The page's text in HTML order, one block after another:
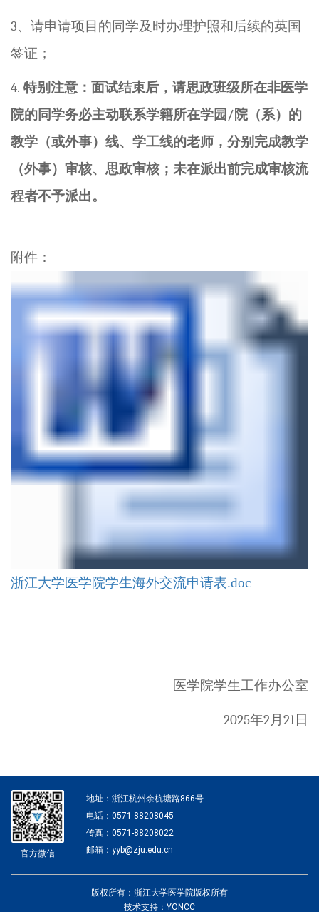
3、请申请项目的同学及时办理护照和 后续的英国
签证；
4. 特别注意：面试结束后，请思政班级所在非医学
院的同学务必主动联系学籍所在学园 /院（系）的
教学（或外事）线、学工线的老师，分别完成教学
（外事）审核、思政审核；未在派出前完成审核流
程者不予派出。
附件：
浙江大学医学院学生海外交流申请表.doc
医学院学生工作办公室
2025年2月 21日
官方微信
地址：浙江杭州余杭塘路866号
电话：0571-88208045
传真：0571-88208022
邮箱：yyb@zju.edu.cn
版权所有：浙江大学医学院版权所有
技术支持：YONCC